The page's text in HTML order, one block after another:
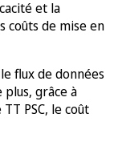
et la
coûts de mise en
flux de données
plus, grâce à
PSC, le coût